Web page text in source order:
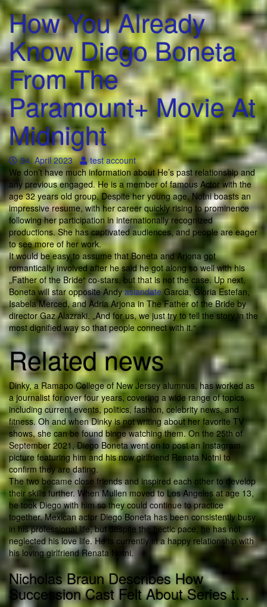
How You Already
Know Diego Boneta
From The
Paramount+ Movie At
Midnight
24. April 2023
test account
We don’t have much information about He’s past relationship and
any previous engaged. He is a member of famous Actor with the
age 32 years old group. Despite her young age, Notni boasts an
impressive resume, with her career quickly rising to prominence
following her participation in internationally recognized
productions. She has captivated audiences, and people are eager
to see more of her work.
It would be easy to assume that Boneta and Arjona got
romantically involved after he said he got along so well with his
„Father of the Bride“ co-stars, but that is not the case. Up next,
Boneta will star opposite AndyasiandateGarcia, Gloria Estefan,
Isabela Merced, and Adria Arjona in The Father of the Bride by
director Gaz Alazraki. „And for us, we just try to tell the story in the
most dignified way so that people connect with it.“
Related news
Dinky, a Ramapo College of New Jersey alumnus, has worked as
a journalist for over four years, covering a wide range of topics
including current events, politics, fashion, celebrity news, and
fitness. Oh and when Dinky is not writing about her favorite TV
shows, she can be found binge watching them. On the 25th of
September 2021, Diego Boneta went on to post an Instagram
picture featuring him and his now girlfriend Renata Notni to
confirm they are dating.
The two became close friends and inspired each other to develop
their skills further. When Mullen moved to Los Angeles at age 13,
he took Diego with him so they could continue to practice
together. Mexican actor Diego Boneta has been consistently busy
in his professional life, but despite the hectic pace, he has not
neglected his love life. He is currently in a happy relationship with
his loving girlfriend Renata Notni.
Nicholas Braun Describes How
Succession Cast Felt About Series t…